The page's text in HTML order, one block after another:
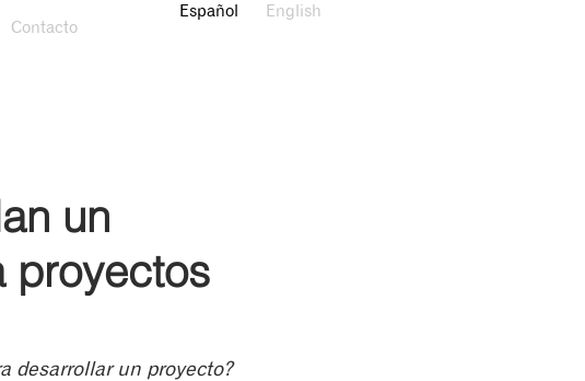
Contacto
Español English
un
proyectos
desarrollar un proyecto?